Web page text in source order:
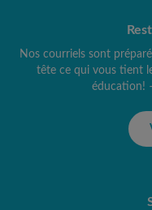
Nos courriels sont
tête ce qui vous tient
éducation!